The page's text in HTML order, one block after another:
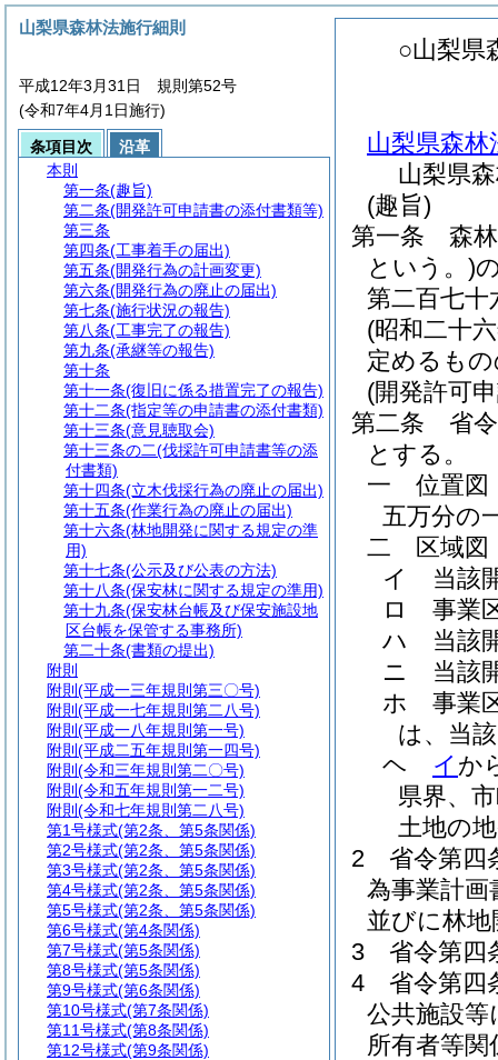
○山梨県
山梨県森林
山梨県
(趣旨)
第一条
森
という。)
第二百七十
(昭和二十
定めるも
(開発許可
第二条
省
とする。
一
位置
五万分の
二
区域
イ
当該
ロ
事業
ハ
当該
ニ
当該
ホ
事業
は、当
ヘ
イ か
県界、
土地の
2
省令第四
為事業計画
並びに林
3
省令第四
4
省令第四
公共施設等
所有者等
山梨県森林法施行細則
平成12年3月31日 規則第52号
(令和7年4月1日施行)
条項目次
沿革
本則
第一条(趣旨)
第二条(開発許可申請書の添付書類等)
第三条
第四条(工事着手の届出)
第五条(開発行為の計画変更)
第六条(開発行為の廃止の届出)
第七条(施行状況の報告)
第八条(工事完了の報告)
第九条(承継等の報告)
第十条
第十一条(復旧に係る措置完了の報告)
第十二条(指定等の申請書の添付書類)
第十三条(意見聴取会)
第十三条の二(伐採許可申請書等の添
付書類)
第十四条(立木伐採行為の廃止の届出)
第十五条(作業行為の廃止の届出)
第十六条(林地開発に関する規定の準
用)
第十七条(公示及び公表の方法)
第十八条(保安林に関する規定の準用)
第十九条(保安林台帳及び保安施設地
区台帳を保管する事務所)
第二十条(書類の提出)
附則
附則 (平成一三年規則第三〇号)
附則 (平成一七年規則第二八号)
附則 (平成一八年規則第一号)
附則 (平成二五年規則第一四号)
附則 (令和三年規則第二〇号)
附則 (令和五年規則第一二号)
附則 (令和七年規則第二八号)
第1号様式(第2条、第5条関係)
第2号様式(第2条、第5条関係)
第3号様式(第2条、第5条関係)
第4号様式(第2条、第5条関係)
第5号様式(第2条、第5条関係)
第6号様式(第4条関係)
第7号様式(第5条関係)
第8号様式(第5条関係)
第9号様式(第6条関係)
第10号様式(第7条関係)
第11号様式(第8条関係)
第12号様式(第9条関係)